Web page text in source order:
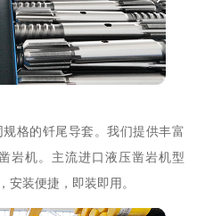
格的钎尾导套。我们提供丰富
岩机。主流进口液压凿岩机型
安装便捷，即装即用。